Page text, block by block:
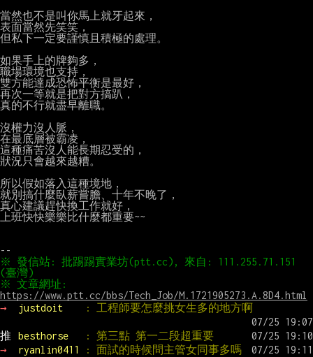
當然也不是叫你馬上就牙起來，
表面當然先笑笑，
但私下一定要謹慎且積極的處理。
如果手上的牌夠多，
職場環境也支持，
雙方能達成恐怖平衡是最好，
再次一等就是把對方搞趴，
真的不行就盡早離職。
沒權力沒人脈，
在最底層被霸凌，
這種痛苦沒人能長期忍受的，
狀況只會越來越糟。
所以假如落入這種境地，
就別搞什麼臥薪嘗膽、十年不晚了，
真心建議趕快換工作就好，
上班快快樂樂比什麼都重要~~
※ 發信站: 批踢踢實業坊(ptt.cc), 來自: 111.255.71.151
https://www.ptt.cc/bbs/Tech_Job/M.1721905273.A.8D4.html
→
justdoit : 工程師要怎麼挑女生多的地方啊
推 besthorse
: 第三點 第一二段超重要
→
ryanlin0411
: 面試的時候問主管女同事多嗎